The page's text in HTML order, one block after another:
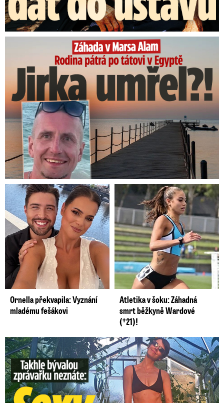
Rodina pátrá po tátovi v Egyptě: Jirka umřel?!
Ornella překvapila: Vyznání
mladému fešákovi
Atletika v šoku: Záhadná
smrt běžkyně Wardové
(†21)!
Takhle slavnou moderátorku neznáte: Lašková pečuje o ...